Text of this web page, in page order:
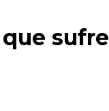
sufre